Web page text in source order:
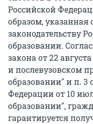
Российской
образом, указанная
законодательству
образовании.
закона от 22
и послевузовском
образовании" и п. 3
Федерации от 10
образовании",
гарантируется